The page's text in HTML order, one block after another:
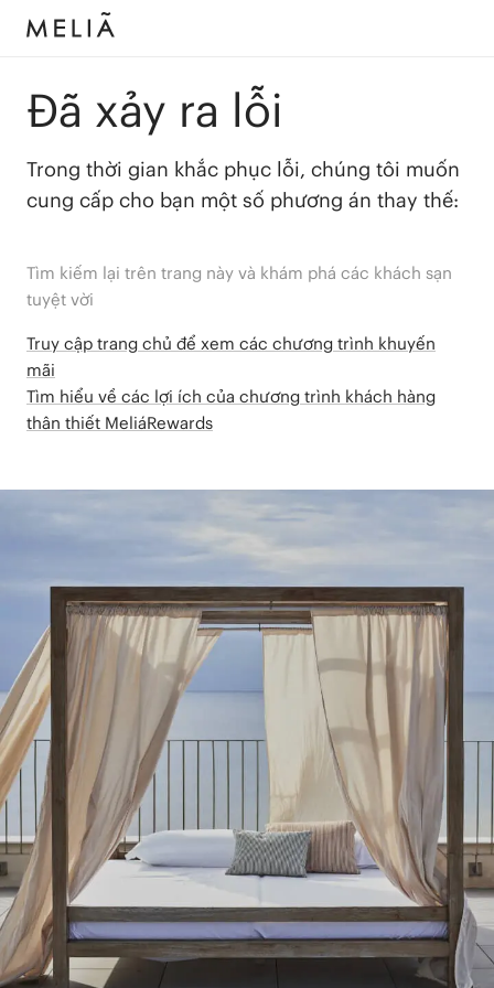
Đã xảy ra lỗi
Trong thời gian khắc phục lỗi, chúng tôi muốn
cung cấp cho bạn một số phương án thay thế:
Tìm kiếm lại trên trang này và khám phá các khách sạn
tuyệt vời
Truy cập trang chủ để xem các chương trình khuyến
mãi
Tìm hiểu về các lợi ích của chương trình khách hàng
thân thiết MeliáRewards